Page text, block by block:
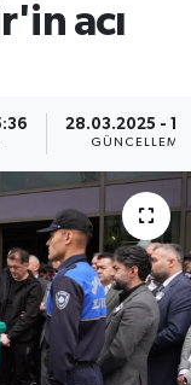
acı
28.03.2025 -
GÜNCELLEME